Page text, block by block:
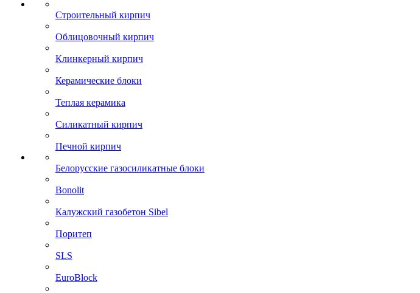
Строительный кирпич
Облицовочный кирпич
Клинкерный кирпич
Керамические блоки
Теплая керамика
Силикатный кирпич
Печной кирпич
Белорусские газосиликатные блоки
Bonolit
Калужский газобетон Sibel
Поритеп
SLS
EuroBlock